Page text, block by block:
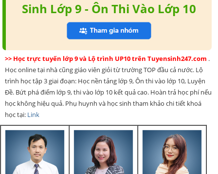
Sinh Lớp 9 - Ôn Thi Vào Lớp 10
>> Học trực tuyến lớp 9 và Lộ trình UP10 trên Tuyensinh247.com .
Học online tại nhà cũng giáo viên giỏi từ trường TOP đầu cả nước. Lộ
trình học tập 3 giai đoạn: Học nền tảng lớp 9, Ôn thi vào lớp 10, Luyện
Đề. Bứt phá điểm lớp 9, thi vào lớp 10 kết quả cao. Hoàn trả học phí nếu
học không hiệu quả. Phụ huynh và học sinh tham khảo chi tiết khoá
học tại: Link